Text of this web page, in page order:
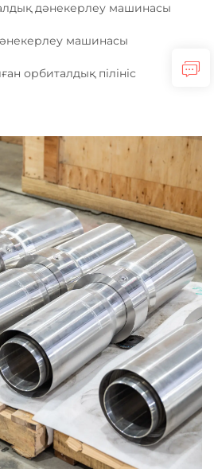
дәнекерлеу машинасы
машинасы
орбиталдық пілініс